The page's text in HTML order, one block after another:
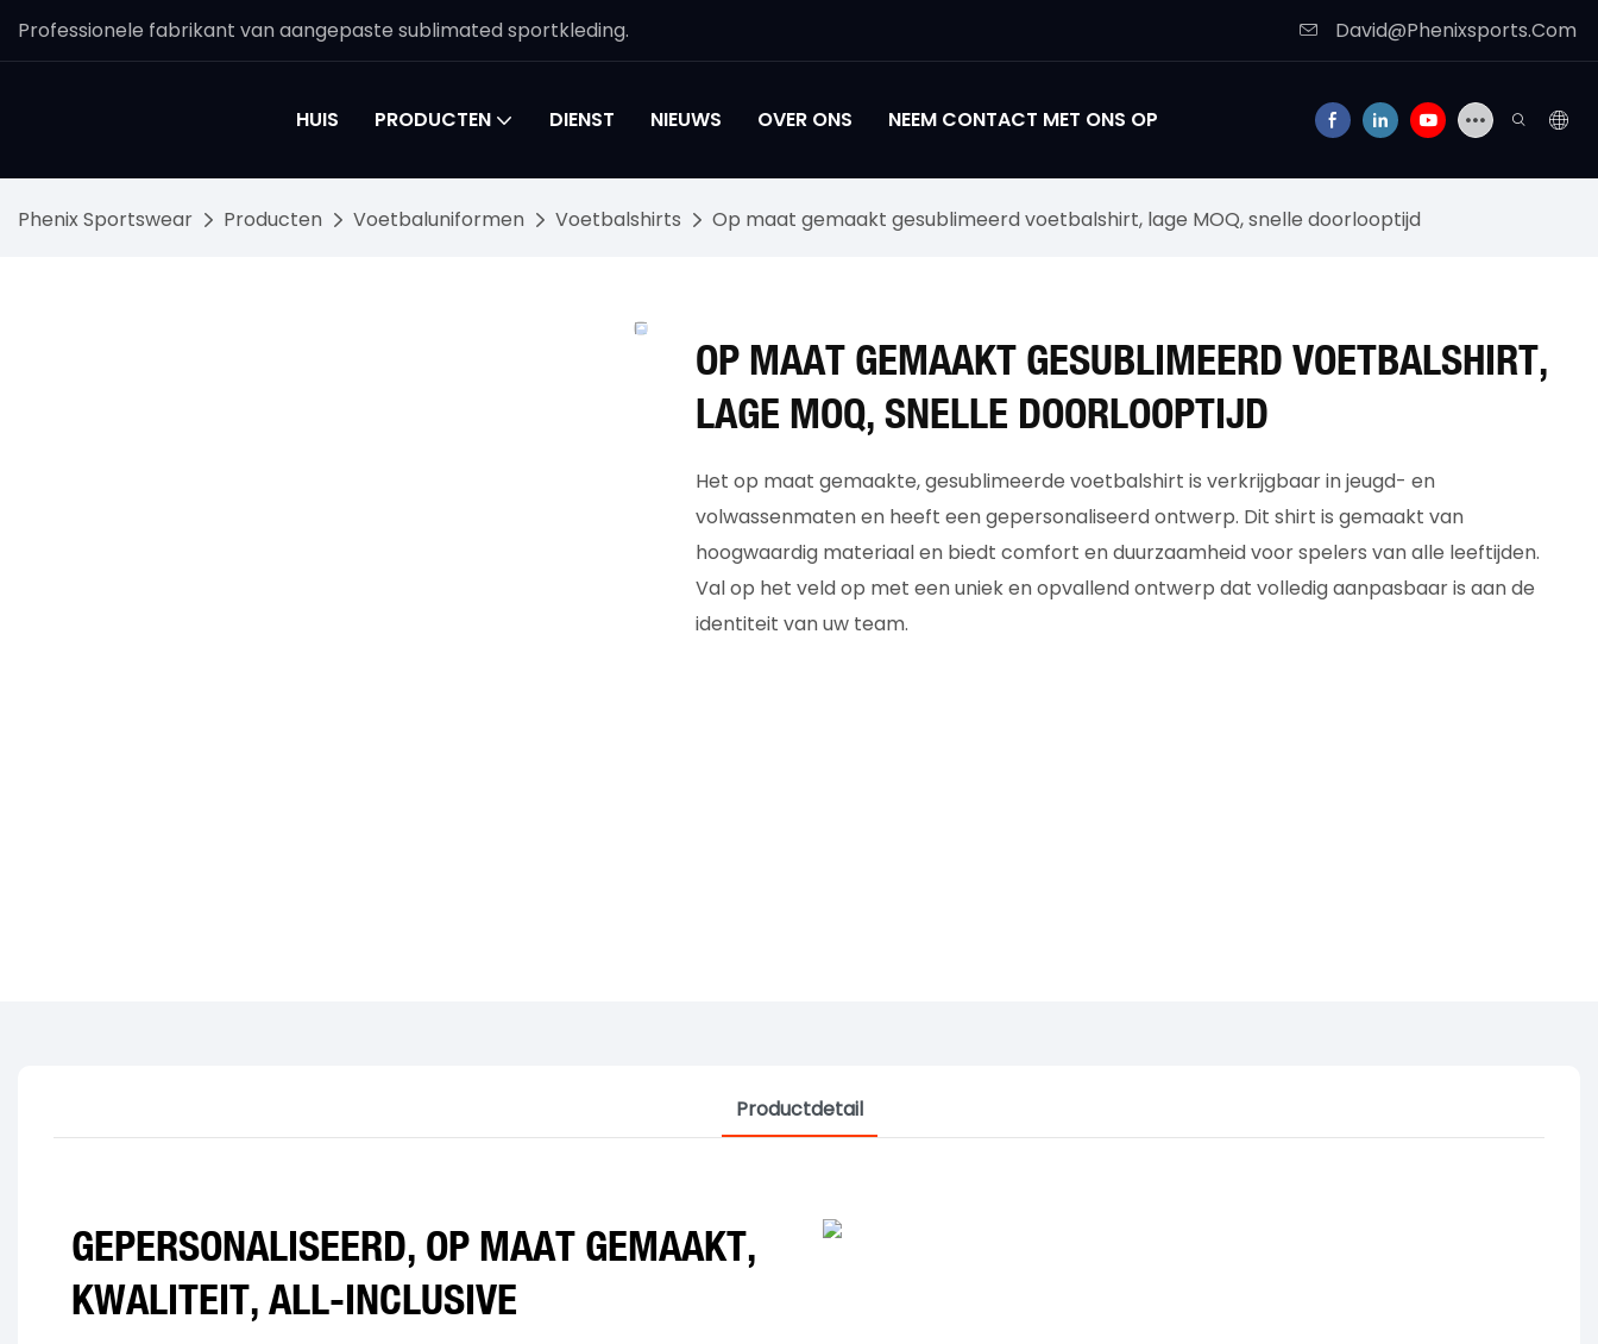
Professionele fabrikant van aangepaste sublimated sportkleding. David@Phenixsports.Com
HUIS PRODUCTEN DIENST NIEUWS OVER ONS NEEM CONTACT MET ONS OP
Phenix Sportswear Producten Voetbaluniformen Voetbalshirts Op maat gemaakt gesublimeerd voetbalshirt, lage MOQ, snelle doorlooptijd
OP MAAT GEMAAKT GESUBLIMEERD VOETBALSHIRT,
LAGE MOQ, SNELLE DOORLOOPTIJD
Het op maat gemaakte, gesublimeerde voetbalshirt is verkrijgbaar in jeugd- en
volwassenmaten en heeft een gepersonaliseerd ontwerp. Dit shirt is gemaakt van
hoogwaardig materiaal en biedt comfort en duurzaamheid voor spelers van alle leeftijden.
Val op het veld op met een uniek en opvallend ontwerp dat volledig aanpasbaar is aan de
identiteit van uw team.
Productdetail
GEPERSONALISEERD, OP MAAT GEMAAKT,
KWALITEIT, ALL-INCLUSIVE